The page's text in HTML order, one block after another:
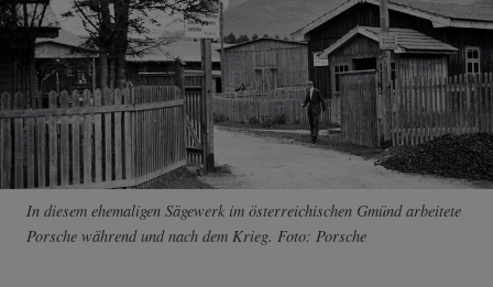
In diesem ehemaligen Sägewerk im österreichischen Gmünd arbeitete
Porsche während und nach dem Krieg. Foto: Porsche